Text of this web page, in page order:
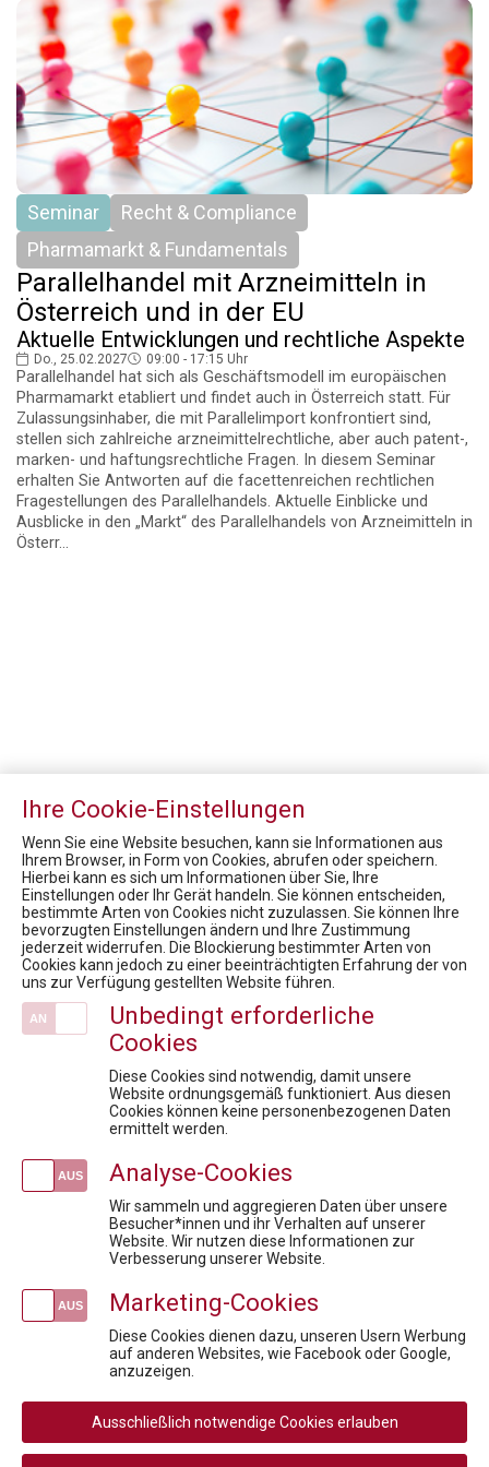
Seminar
Recht & Compliance
Pharmamarkt & Fundamentals
Parallelhandel mit Arzneimitteln in
Österreich und in der EU
Aktuelle Entwicklungen und rechtliche Aspekte
Do., 25.02.2027 09:00 - 17:15 Uhr
Parallelhandel hat sich als Geschäftsmodell im europäischen
Pharmamarkt etabliert und findet auch in Österreich statt. Für
Zulassungsinhaber, die mit Parallelimport konfrontiert sind,
stellen sich zahlreiche arzneimittelrechtliche, aber auch patent-,
marken- und haftungsrechtliche Fragen. In diesem Seminar
erhalten Sie Antworten auf die facettenreichen rechtlichen
Fragestellungen des Parallelhandels. Aktuelle Einblicke und
Ausblicke in den „Markt“ des Parallelhandels von Arzneimitteln in
Österr...
Pharmig Academy
Kontakt / Anfahrt
Mission / Vision
Newsroom
Inhouse Training
News
Market Access for you - Insider Know-how & Best Practice Modul 3
FACHTAGUNG Zukunftsmarkt OTC
Veranstaltungen
Foundations of Drug Safety and Pharmacovigilance
Fit für die Prüfung - Pharmareferent:innen Vorbereitungskurs
Compliance: Must-Have Modul 3
Pharma meets Politics & Payers: Klar. Überzeugend. Wirksam.
Ihre Cookie-Einstellungen
Wenn Sie eine Website besuchen, kann sie Informationen aus
Ihrem Browser, in Form von Cookies, abrufen oder speichern.
Hierbei kann es sich um Informationen über Sie, Ihre
Einstellungen oder Ihr Gerät handeln. Sie können entscheiden,
bestimmte Arten von Cookies nicht zuzulassen. Sie können Ihre
bevorzugten Einstellungen ändern und Ihre Zustimmung
jederzeit widerrufen. Die Blockierung bestimmter Arten von
Cookies kann jedoch zu einer beeinträchtigten Erfahrung der von
uns zur Verfügung gestellten Website führen.
Unbedingt erforderliche
Cookies
Diese Cookies sind notwendig, damit unsere
Website ordnungsgemäß funktioniert. Aus diesen
Cookies können keine personenbezogenen Daten
ermittelt werden.
Analyse-Cookies
Wir sammeln und aggregieren Daten über unsere
Besucher*innen und ihr Verhalten auf unserer
Website. Wir nutzen diese Informationen zur
Verbesserung unserer Website.
Marketing-Cookies
Diese Cookies dienen dazu, unseren Usern Werbung
auf anderen Websites, wie Facebook oder Google,
anzuzeigen.
Ausschließlich notwendige Cookies erlauben